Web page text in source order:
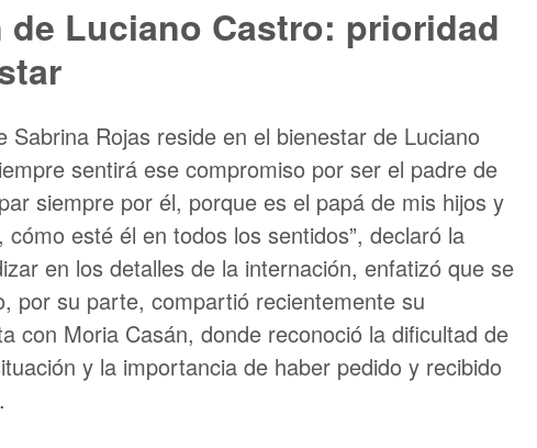
de Luciano Castro: prioridad
Sabrina Rojas reside en el bienestar de Luciano
sentirá ese compromiso por ser el padre de
siempre por él, porque es el papá de mis hijos y
esté él en todos los sentidos”, declaró la
en los detalles de la internación, enfatizó que se
por su parte, compartió recientemente su
con Moria Casán, donde reconoció la dificultad de
y la importancia de haber pedido y recibido